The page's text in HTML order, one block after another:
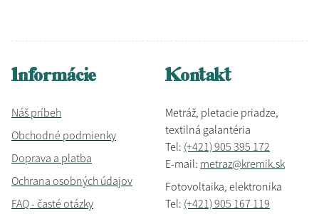
Informácie
Náš príbeh
Obchodné podmienky
Doprava a platba
Ochrana osobných údajov
FAQ - časté otázky
Kontakt
Metráž, pletacie priadze,
textilná galantéria
Tel: (+421) 905 395 172
E-mail: metraz@kremik.sk
Fotovoltaika, elektronika
Tel: (+421) 905 167 119